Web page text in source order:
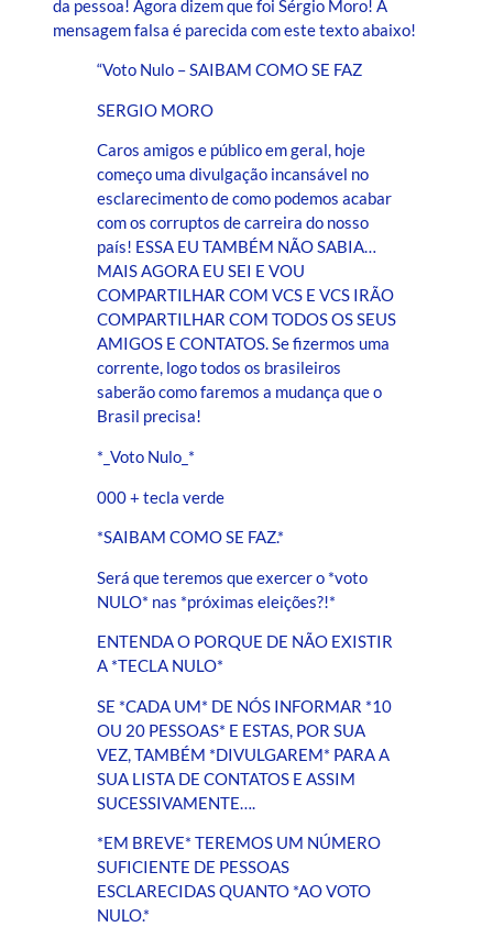
da pessoa! Agora dizem que foi Sérgio Moro! A
mensagem falsa é parecida com este texto abaixo!
“Voto Nulo – SAIBAM COMO SE FAZ
SERGIO MORO
Caros amigos e público em geral, hoje
começo uma divulgação incansável no
esclarecimento de como podemos acabar
com os corruptos de carreira do nosso
país! ESSA EU TAMBÉM NÃO SABIA…
MAIS AGORA EU SEI E VOU
COMPARTILHAR COM VCS E VCS IRÃO
COMPARTILHAR COM TODOS OS SEUS
AMIGOS E CONTATOS. Se fizermos uma
corrente, logo todos os brasileiros
saberão como faremos a mudança que o
Brasil precisa!
*_Voto Nulo_*
000 + tecla verde
*SAIBAM COMO SE FAZ.*
Será que teremos que exercer o *voto
NULO* nas *próximas eleições?!*
ENTENDA O PORQUE DE NÃO EXISTIR
A *TECLA NULO*
SE *CADA UM* DE NÓS INFORMAR *10
OU 20 PESSOAS* E ESTAS, POR SUA
VEZ, TAMBÉM *DIVULGAREM* PARA A
SUA LISTA DE CONTATOS E ASSIM
SUCESSIVAMENTE….
*EM BREVE* TEREMOS UM NÚMERO
SUFICIENTE DE PESSOAS
ESCLARECIDAS QUANTO *AO VOTO
NULO.*